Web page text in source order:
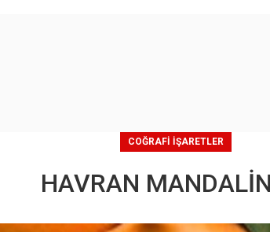
COĞRAFI İŞARETLER
HAVRAN